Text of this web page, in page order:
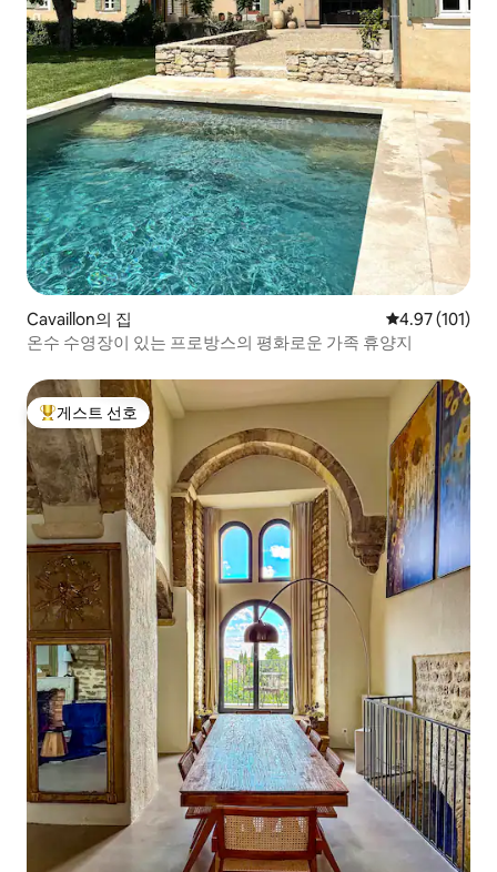
Cavaillon의 집 평점 4.97점(5
4.97 (101)
온수 수영장이 있는 프로방스의 평화로운 가족 휴양지
상위 게스트 선호
게스트 선호